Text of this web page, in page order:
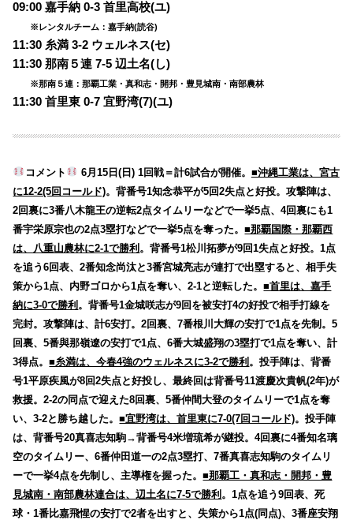
09:00 嘉手納 0-3 首里高校(ユ)
※レンタルチーム：嘉手納(読谷)
11:30 糸満 3-2 ウェルネス(セ)
11:30 那南５連 7-5 辺土名(し)
※那南５連：那覇工業・真和志・開邦・豊見城南・南部農林
11:30 首里東 0-7 宜野湾(7)(ユ)
コメント 6月15日(日) 1回戦＝計6試合が開催。 ■沖縄工業は、宮古
に12-2(5回コールド)。背番号1知念恭平が5回2失点と好投。攻撃陣は、
2回裏に3番八木龍王の逆転2点タイムリーなどで一挙5点、4回裏にも1
番宇栄原宗也の2点3塁打などで一挙5点を奪った。■那覇国際・那覇西
は、八重山農林に2-1で勝利。背番号1松川拓夢が9回1失点と好投。1点
を追う6回表、2番知念尚汰と3番宮城亮志が連打で出塁すると、相手失
策から1点、内野ゴロから1点を奪い、2-1と逆転した。■首里は、嘉手
納に3-0で勝利。背番号1金城咲志が9回を被安打4の好投で相手打線を
完封。攻撃陣は、計6安打。2回裏、7番根川大輝の安打で1点を先制。5
回裏、5番與那嶺遼の安打で1点、6番大城盛翔の3塁打で1点を奪い、計
3得点。■糸満は、今春4強のウェルネスに3-2で勝利。投手陣は、背番
号1平原疾風が8回2失点と好投し、最終回は背番号11渡慶次貴帆(2年)が
救援。2-2の同点で迎えた8回裏、5番仲間大登のタイムリーで1点を奪
い、3-2と勝ち越した。■宜野湾は、首里東に7-0(7回コールド)。投手陣
は、背番号20真喜志知駒→背番号4米増琉希が継投。4回裏に4番知名璃
空のタイムリー、6番仲田道一の2点3塁打、7番真喜志知駒のタイムリ
ーで一挙4点を先制し、主導権を握った。■那覇工・真和志・開邦・豊
見城南・南部農林連合は、辺土名に7-5で勝利。1点を追う9回表、死
球・1番比嘉飛惺の安打で2者を出すと、失策から1点(同点)、3番座安翔